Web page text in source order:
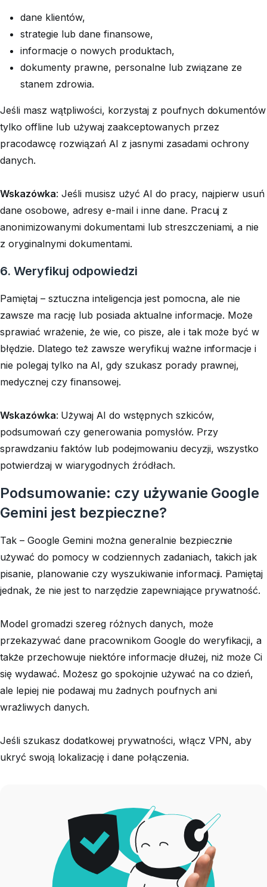
dane klientów,
strategie lub dane finansowe,
informacje o nowych produktach,
dokumenty prawne, personalne lub związane ze
stanem zdrowia.
Jeśli masz wątpliwości, korzystaj z poufnych dokumentów
tylko offline lub używaj zaakceptowanych przez
pracodawcę rozwiązań AI z jasnymi zasadami ochrony
danych.
Wskazówka: Jeśli musisz użyć AI do pracy, najpierw usuń
dane osobowe, adresy e-mail i inne dane. Pracuj z
anonimizowanymi dokumentami lub streszczeniami, a nie
z oryginalnymi dokumentami.
6. Weryfikuj odpowiedzi
Pamiętaj – sztuczna inteligencja jest pomocna, ale nie
zawsze ma rację lub posiada aktualne informacje. Może
sprawiać wrażenie, że wie, co pisze, ale i tak może być w
błędzie. Dlatego też zawsze weryfikuj ważne informacje i
nie polegaj tylko na AI, gdy szukasz porady prawnej,
medycznej czy finansowej.
Wskazówka: Używaj AI do wstępnych szkiców,
podsumowań czy generowania pomysłów. Przy
sprawdzaniu faktów lub podejmowaniu decyzji, wszystko
potwierdzaj w wiarygodnych źródłach.
Podsumowanie: czy używanie Google
Gemini jest bezpieczne?
Tak – Google Gemini można generalnie bezpiecznie
używać do pomocy w codziennych zadaniach, takich jak
pisanie, planowanie czy wyszukiwanie informacji. Pamiętaj
jednak, że nie jest to narzędzie zapewniające prywatność.
Model gromadzi szereg różnych danych, może
przekazywać dane pracownikom Google do weryfikacji, a
także przechowuje niektóre informacje dłużej, niż może Ci
się wydawać. Możesz go spokojnie używać na co dzień,
ale lepiej nie podawaj mu żadnych poufnych ani
wrażliwych danych.
Jeśli szukasz dodatkowej prywatności, włącz VPN, aby
ukryć swoją lokalizację i dane połączenia.